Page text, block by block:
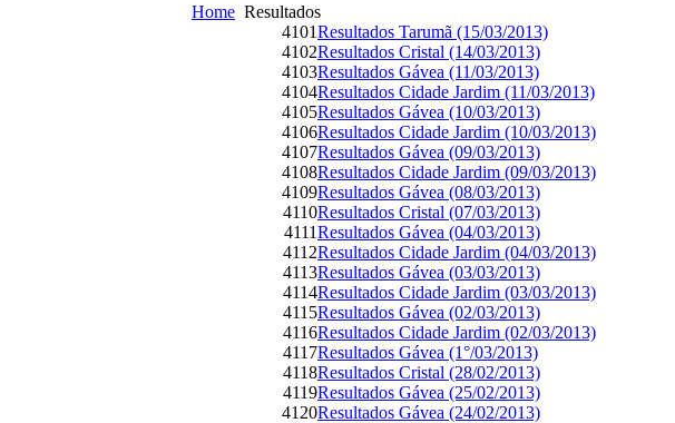
Home Resultados
4101Resultados Tarumã (15/03/2013)
4102Resultados Cristal (14/03/2013)
4103Resultados Gávea (11/03/2013)
4104Resultados Cidade Jardim (11/03/2013)
4105Resultados Gávea (10/03/2013)
4106Resultados Cidade Jardim (10/03/2013)
4107Resultados Gávea (09/03/2013)
4108Resultados Cidade Jardim (09/03/2013)
4109Resultados Gávea (08/03/2013)
4110Resultados Cristal (07/03/2013)
4111Resultados Gávea (04/03/2013)
4112Resultados Cidade Jardim (04/03/2013)
4113Resultados Gávea (03/03/2013)
4114Resultados Cidade Jardim (03/03/2013)
4115Resultados Gávea (02/03/2013)
4116Resultados Cidade Jardim (02/03/2013)
4117Resultados Gávea (1°/03/2013)
4118Resultados Cristal (28/02/2013)
4119Resultados Gávea (25/02/2013)
4120Resultados Gávea (24/02/2013)